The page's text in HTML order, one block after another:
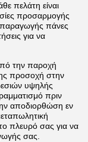
πελάτη είναι
προσαρμογής
παραγωγής πάνες
για να
την παροχή
προσοχή στην
υψηλής
πριν
αποδιορθώ­ση εν
πλευρό σας για να
σας.